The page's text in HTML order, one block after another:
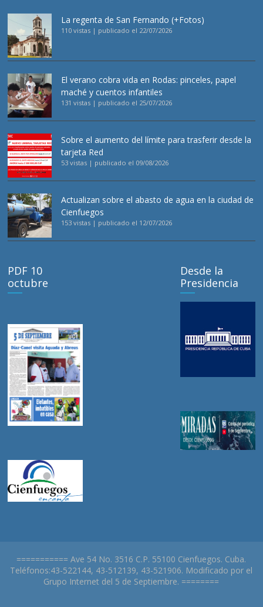
La regenta de San Fernando (+Fotos)
110 vistas | publicado el 22/07/2026
El verano cobra vida en Rodas: pinceles, papel
maché y cuentos infantiles
131 vistas | publicado el 25/07/2026
Sobre el aumento del límite para trasferir desde la
tarjeta Red
53 vistas | publicado el 09/08/2026
Actualizan sobre el abasto de agua en la ciudad de
Cienfuegos
153 vistas | publicado el 12/07/2026
PDF 10
octubre
Desde la
Presidencia
=========== Ave 54 No. 3516 C.P. 55100 Cienfuegos. Cuba.
Teléfonos:43-522144, 43-512139, 43-521906. Modificado por el
Grupo Internet del 5 de Septiembre. ========